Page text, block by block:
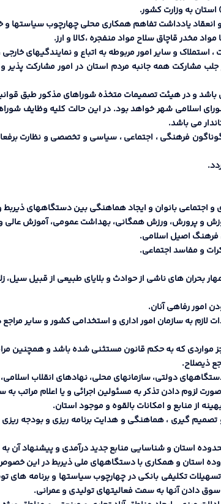
مشارکت همه جانبه مردم استان در امور مشارکت
اسلامی شهر خواهد بود. در این حالت کلیه وظایف
می باشد.
فرهنگی ، اجتماعی ، سیاسی و تخصصی و نظارت
تصمیم گیري ، هماهنگی و هدایت برنامه ریزي و بودجه
تکلیفی بانکی در چهارچوب سیاستها و برنامه
دادن آنها به سمت فعالیتهاي تولیدي و عمرانی.